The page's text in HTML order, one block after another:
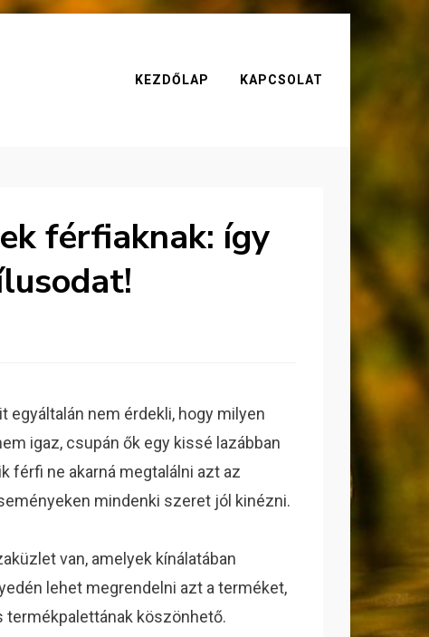
KEZDŐLAP KAPCSOLAT
férfiaknak: így
egyáltalán nem érdekli, hogy milyen
igaz, csupán ők egy kissé lazábban
férfi ne akarná megtalálni azt az
mindenki szeret jól kinézni.
van, amelyek kínálatában
lehet megrendelni azt a terméket,
termékpalettának köszönhető.